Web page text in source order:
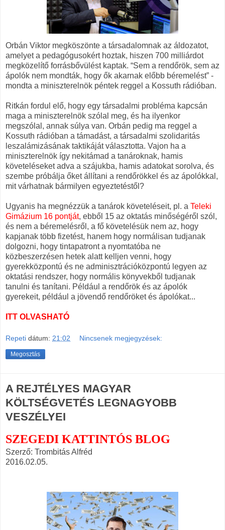
Orbán Viktor megköszönte a társadalomnak az áldozatot,
amelyet a pedagógusokért hoztak, hiszen 700 milliárdot
megközelítő forrásbővülést kaptak. “Sem a rendőrök, sem az
ápolók nem mondták, hogy ők akarnak előbb béremelést” -
mondta a miniszterelnök péntek reggel a Kossuth rádióban.
Ritkán fordul elő, hogy egy társadalmi probléma kapcsán
maga a miniszterelnök szólal meg, és ha ilyenkor
megszólal, annak súlya van. Orbán pedig ma reggel a
Kossuth rádióban a támadást, a társadalmi szolidaritás
leszalámizásának taktikáját választotta. Vajon ha a
miniszterelnök így nekitámad a tanároknak, hamis
követeléseket adva a szájukba, hamis adatokat sorolva, és
szembe próbálja őket állítani a rendőrökkel és az ápolókkal,
mit várhatnak bármilyen egyeztetéstől?
Ugyanis ha megnézzük a tanárok követeléseit, pl. a Teleki
Gimázium 16 pontját, ebből 15 az oktatás minőségéről szól,
és nem a béremelésről, a fő követelésük nem az, hogy
kapjanak több fizetést, hanem hogy normálisan tudjanak
dolgozni, hogy tintapatront a nyomtatóba ne
közbeszerzésen hetek alatt kelljen venni, hogy
gyerekközpontú és ne adminisztrációközpontú legyen az
oktatási rendszer, hogy normális könyvekből tudjanak
tanulni és tanítani. Például a rendőrök és az ápolók
gyerekeit, például a jövendő rendőröket és ápolókat...
ITT OLVASHATÓ
Repeti dátum: 21:02 Nincsenek megjegyzések:
Megosztás
A REJTÉLYES MAGYAR
KÖLTSÉGVETÉS LEGNAGYOBB
VESZÉLYEI
SZEGEDI KATTINTÓS BLOG
Szerző: Trombitás Alfréd
2016.02.05.